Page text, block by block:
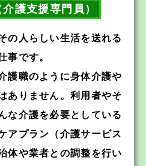
護支援専門員）
の人らしい生活を送れる
事です。
護職のように身体介護や
ありません。利用者やそ
な介護を必要としている
アプラン（介護サービス
体や業者との調整を行い